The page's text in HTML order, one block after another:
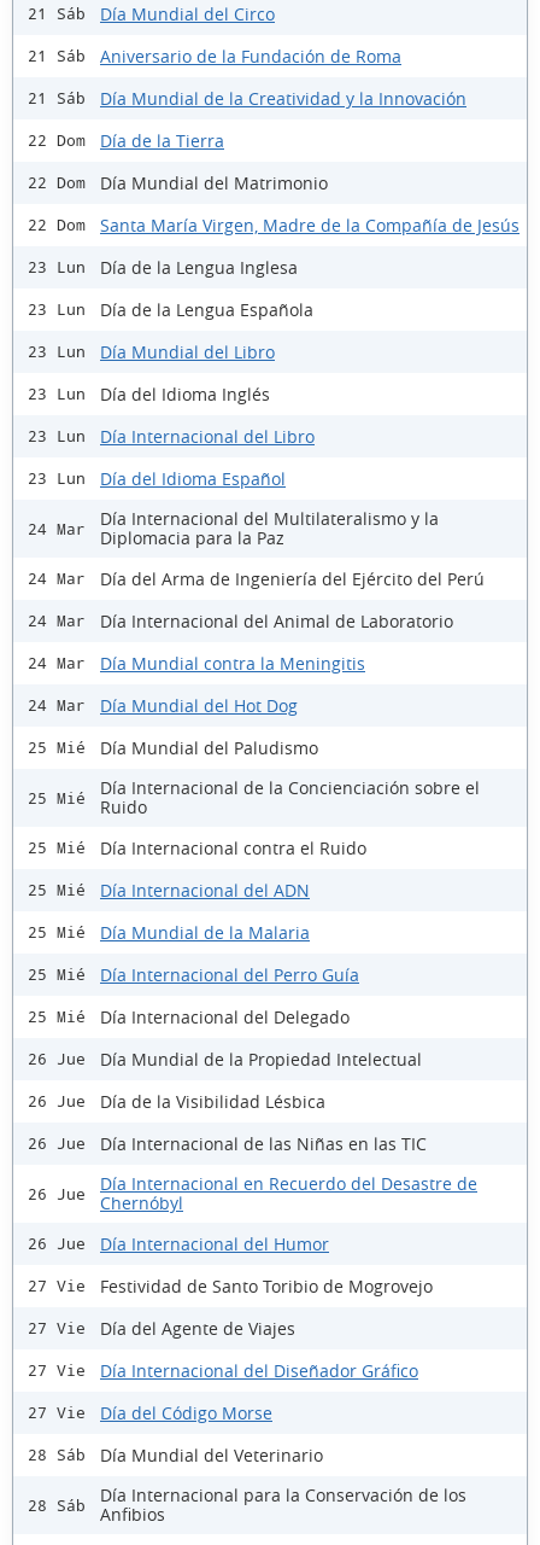
21 Sáb Día Mundial del Circo
21 Sáb Aniversario de la Fundación de Roma
21 Sáb Día Mundial de la Creatividad y la Innovación
22 Dom Día de la Tierra
22 Dom Día Mundial del Matrimonio
22 Dom Santa María Virgen, Madre de la Compañía de Jesús
23 Lun Día de la Lengua Inglesa
23 Lun Día de la Lengua Española
23 Lun Día Mundial del Libro
23 Lun Día del Idioma Inglés
23 Lun Día Internacional del Libro
23 Lun Día del Idioma Español
24 Mar
Día Internacional del Multilateralismo y la
Diplomacia para la Paz
24 Mar Día del Arma de Ingeniería del Ejército del Perú
24 Mar Día Internacional del Animal de Laboratorio
24 Mar Día Mundial contra la Meningitis
24 Mar Día Mundial del Hot Dog
25 Mié Día Mundial del Paludismo
25 Mié
Día Internacional de la Concienciación sobre el
Ruido
25 Mié Día Internacional contra el Ruido
25 Mié Día Internacional del ADN
25 Mié Día Mundial de la Malaria
25 Mié Día Internacional del Perro Guía
25 Mié Día Internacional del Delegado
26 Jue Día Mundial de la Propiedad Intelectual
26 Jue Día de la Visibilidad Lésbica
26 Jue Día Internacional de las Niñas en las TIC
26 Jue
Día Internacional en Recuerdo del Desastre de
Chernóbyl
26 Jue Día Internacional del Humor
27 Vie Festividad de Santo Toribio de Mogrovejo
27 Vie Día del Agente de Viajes
27 Vie Día Internacional del Diseñador Gráfico
27 Vie Día del Código Morse
28 Sáb Día Mundial del Veterinario
28 Sáb
Día Internacional para la Conservación de los
Anfibios